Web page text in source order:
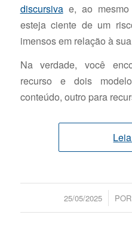
discursivae, ao mesmo
esteja ciente de um
imensos em relação à
Na verdade, você
recurso e dois
conteúdo, outro para
25/05/2025
/ POR